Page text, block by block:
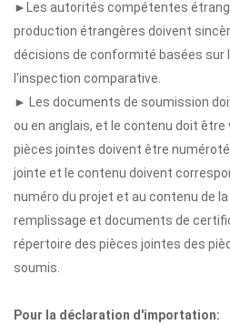
►Les autorités compétentes
production étrangères doivent
décisions de conformité basées sur
l'inspection comparative.
► Les documents de soumission
ou en anglais, et le contenu doit
pièces jointes doivent être
jointe et le contenu doivent
numéro du projet et au contenu de
remplissage et documents de
répertoire des pièces jointes des
soumis.
Pour la déclaration d'importation: